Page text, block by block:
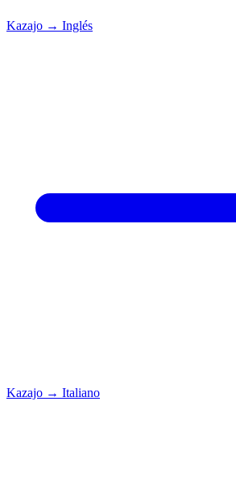
Kazajo → Inglés
Kazajo → Italiano